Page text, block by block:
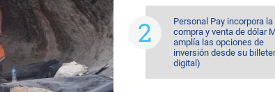
Personal Pay incorpora la
compra y venta de dólar
amplía las opciones de
inversión desde su
digital)